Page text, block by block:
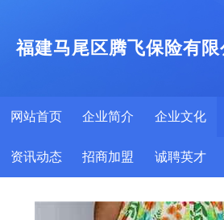
福建马尾区腾飞保险有限
网站首页 企业简介 企业文化
资讯动态 招商加盟 诚聘英才